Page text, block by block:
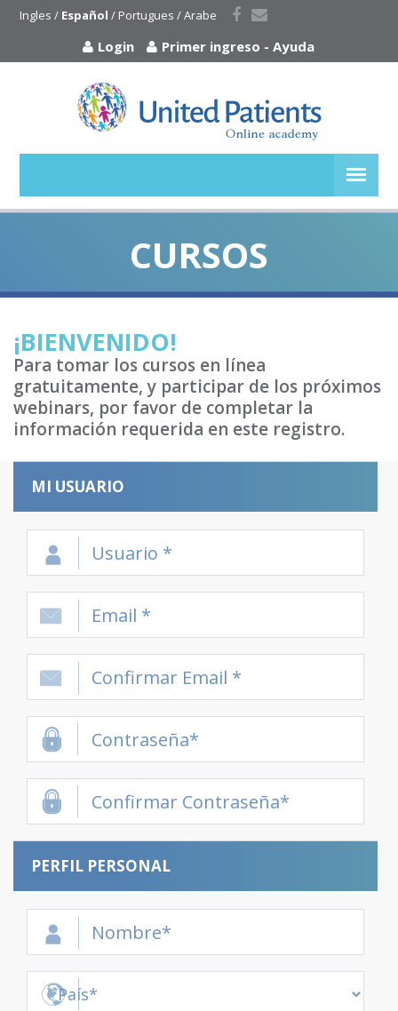
Ingles / Español / Portugues / Arabe
Login Primer ingreso -Ayuda
CURSOS
¡BIENVENIDO!
Para tomar los cursos en línea
gratuitamente, y participar de los próximos
webinars, por favor de completar la
información requerida en este registro.
MI USUARIO
PERFIL PERSONAL